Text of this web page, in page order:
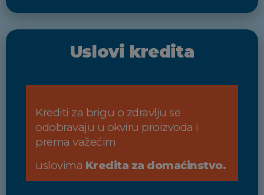
Uslovi kredita
Krediti za brigu o zdravlju se
odobravaju u okviru proizvoda i
prema važećim
uslovima Kredita za domaćinstvo.